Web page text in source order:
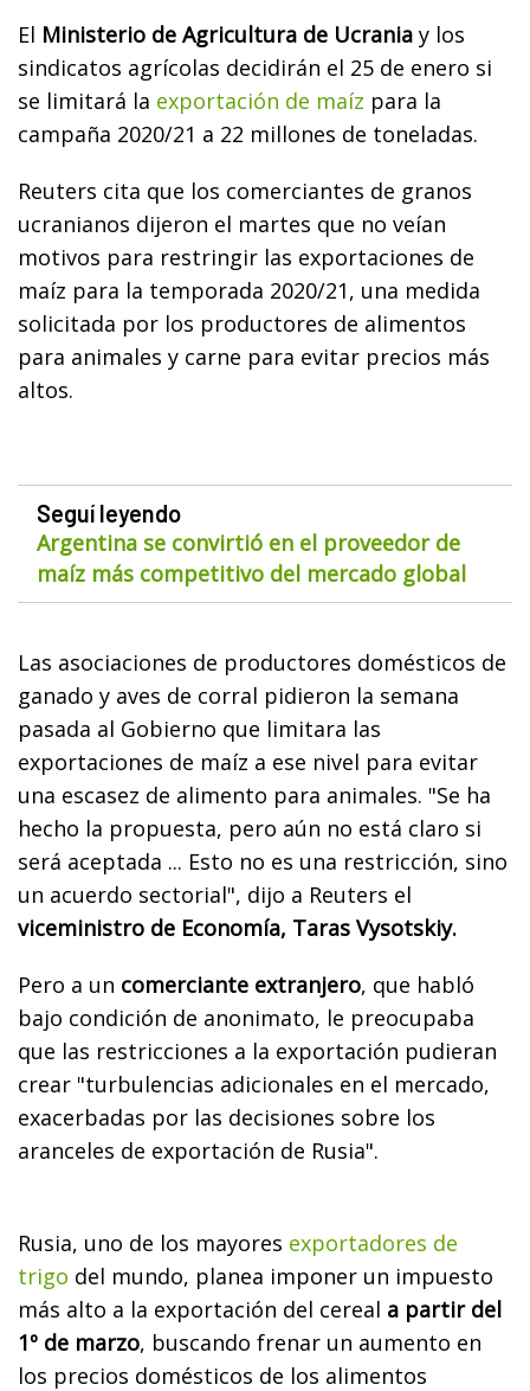
El Ministerio de Agricultura de Ucrania y los
sindicatos agrícolas decidirán el 25 de enero si
se limitará la exportación de maíz para la
campaña 2020/21 a 22 millones de toneladas.
Reuters cita que los comerciantes de granos
ucranianos dijeron el martes que no veían
motivos para restringir las exportaciones de
maíz para la temporada 2020/21, una medida
solicitada por los productores de alimentos
para animales y carne para evitar precios más
altos.
Seguí leyendo
Argentina se convirtió en el proveedor de
maíz más competitivo del mercado global
Las asociaciones de productores domésticos de
ganado y aves de corral pidieron la semana
pasada al Gobierno que limitara las
exportaciones de maíz a ese nivel para evitar
una escasez de alimento para animales. "Se ha
hecho la propuesta, pero aún no está claro si
será aceptada ... Esto no es una restricción, sino
un acuerdo sectorial", dijo a Reuters el
viceministro de Economía, Taras Vysotskiy.
Pero a un comerciante extranjero, que habló
bajo condición de anonimato, le preocupaba
que las restricciones a la exportación pudieran
crear "turbulencias adicionales en el mercado,
exacerbadas por las decisiones sobre los
aranceles de exportación de Rusia".
Rusia, uno de los mayores exportadores de
trigo del mundo, planea imponer un impuesto
más alto a la exportación del cereal a partir del
1º de marzo, buscando frenar un aumento en
los precios domésticos de los alimentos